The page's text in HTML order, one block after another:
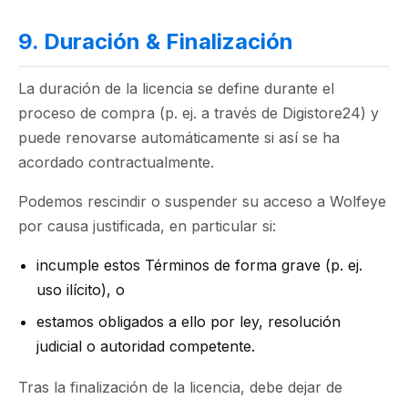
9. Duración & Finalización
La duración de la licencia se define durante el
proceso de compra (p. ej. a través de Digistore24) y
puede renovarse automáticamente si así se ha
acordado contractualmente.
Podemos rescindir o suspender su acceso a Wolfeye
por causa justificada, en particular si:
incumple estos Términos de forma grave (p. ej.
uso ilícito), o
estamos obligados a ello por ley, resolución
judicial o autoridad competente.
Tras la finalización de la licencia, debe dejar de